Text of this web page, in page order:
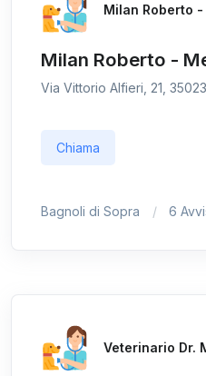
Milan Roberto
Milan Roberto -
Via Vittorio Alfieri, 21,
Chiama
Bagnoli di Sopra 6
Veterinario Dr.